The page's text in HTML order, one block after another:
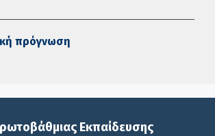
πρόγνωση
Εκπαίδευσης